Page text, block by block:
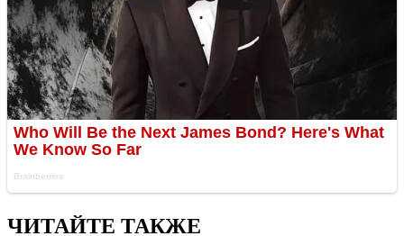
ЧИТАЙТЕ ТАКЖЕ